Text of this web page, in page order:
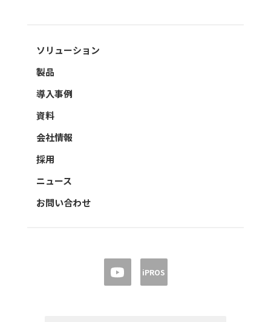
ソリューション
製品
導入事例
資料
会社情報
採用
ニュース
お問い合わせ
iPROS